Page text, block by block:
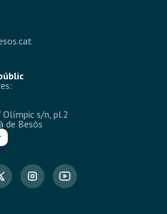
Olímpic s/n, pl.2
de Besòs